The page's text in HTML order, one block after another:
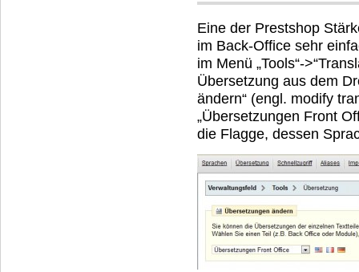
Eine der Prestshop
im Back-Office sehr
im Menü „Tools“-
Übersetzung aus dem
ändern“ (engl. modify
„Übersetzungen Front
die Flagge, dessen